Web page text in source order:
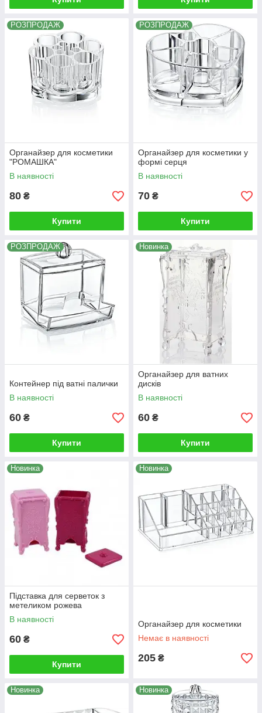
РОЗПРОДАЖ
Органайзер для косметики
"РОМАШКА"
В наявності
80 ₴
Купити
РОЗПРОДАЖ
Органайзер для косметики у
формі серця
В наявності
70 ₴
Купити
РОЗПРОДАЖ
Контейнер під ватні палички
В наявності
60 ₴
Купити
Новинка
Органайзер для ватних
дисків
В наявності
60 ₴
Купити
Новинка
Підставка для серветок з
метеликом рожева
В наявності
60 ₴
Купити
Новинка
Органайзер для косметики
Немає в наявності
205 ₴
Новинка Новинка